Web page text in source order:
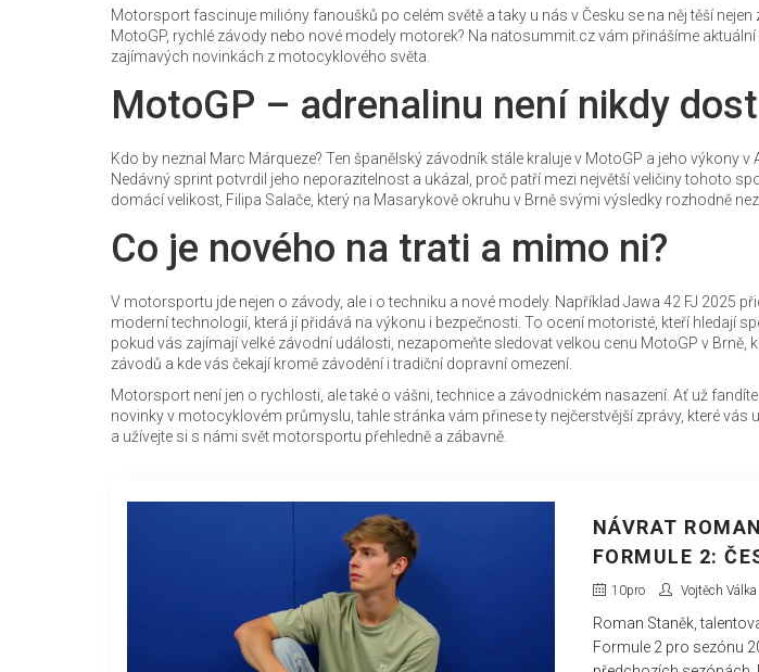
Motorsport fascinuje milióny fanoušků po celém světě a taky u nás v Česku se na něj těší
MotoGP, rychlé závody nebo nové modely motorek? Na natosummit.cz vám přinášíme
zajímavých novinkách z motocyklového světa.
MotoGP – adrenalinu není nikdy dost
Kdo by neznal Marc Márqueze? Ten španělský závodník stále kraluje v MotoGP a jeho výkony v
Nedávný sprint potvrdil jeho neporazitelnost a ukázal, proč patří mezi největší veličiny tohoto
domácí velikost, Filipa Salače, který na Masarykově okruhu v Brně svými výsledky rozhodně
Co je nového na trati a mimo ni?
V motorsportu jde nejen o závody, ale i o techniku a nové modely. Například Jawa 42 FJ 2025
moderní technologií, která jí přidává na výkonu i bezpečnosti. To ocení motoristé, kteří hledají
pokud vás zajímají velké závodní události, nezapomeňte sledovat velkou cenu MotoGP v Brně,
závodů a kde vás čekají kromě závodění i tradiční dopravní omezení.
Motorsport není jen o rychlosti, ale také o vášni, technice a závodnickém nasazení. Ať už
novinky v motocyklovém průmyslu, tahle stránka vám přinese ty nejčerstvější zprávy, které vás
a užívejte si s námi svět motorsportu přehledně a zábavně.
NÁVRAT
FORMULE 2:
TÝMEM
2025
10pro Vojtěch Válka
Roman Staněk,
Formule 2 pro sezónu